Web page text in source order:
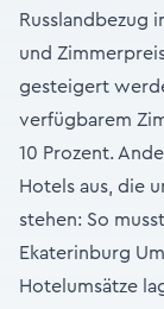
Russlandbezug
und
gesteigert
verfügbarem
10 Prozent.
Hotels aus, die
stehen: So
Ekaterinburg
Hotelumsätze